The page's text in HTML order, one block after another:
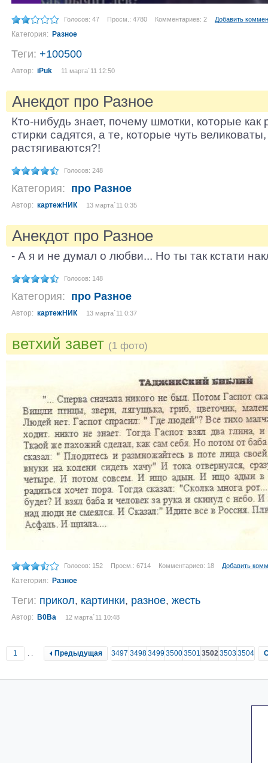
Голосов: 47 Просм.: 4780 Комментариев: 2 Добавить
Категория: Разное
Теги: +100500
Автор: iPuk 11 марта´11 12:50
Анекдот про Разное
Кто-нибудь знает, почему шмотки, которые как
стирки садятся, а те, которые чуть великоваты,
растягиваются?!
Голосов: 248
Категория: про Разное
Автор: картежНИК 13 марта´11 0:35
Анекдот про Разное
- А я и не думал о любви... Но ты так кстати
Голосов: 148
Категория: про Разное
Автор: картежНИК 13 марта´11 0:37
ветхий завет (1 фото)
Голосов: 152 Просм.: 6714 Комментариев: 18 Добавить
Категория: Разное
Теги: прикол, картинки, разное, жесть
Автор: B0Ва 12 марта´11 10:48
1 .. Предыдущая 3497 3498349935003501 350235033504